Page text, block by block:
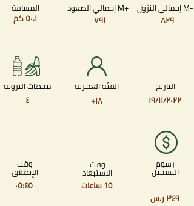
المسافة إجمالي الصعود M+ إجمالي النزول M-
٥٠.١ كم ٧٩١ ٨٢٩
التاريخ الفئة العمرية
محطات التروية
٤
+١٨ ١٩/١١/٢٠٢٢
وقت
الإنطلاق
٠٥:٤٥
وقت
الاستبعاد
رسوم
التسجيل
10 ساعات
٣٤٩ ر.س